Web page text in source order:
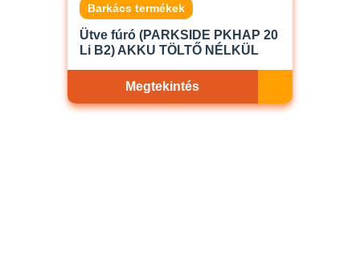
Barkács termékek
Ütve fúró (PARKSIDE PKHAP 20
Li B2) AKKU TÖLTŐ NÉLKÜL
Megtekintés